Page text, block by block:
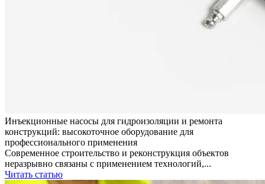
Инъекционные насосы для гидроизоляции и ремонта
конструкций: высокоточное оборудование для
профессионального применения
Современное строительство и реконструкция объектов
неразрывно связаны с применением технологий,...
Читать статью